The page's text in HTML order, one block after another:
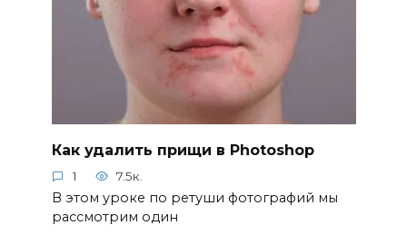
Как удалить прищи в Photoshop
1 7.5к.
В этом уроке по ретуши фотографий мы
рассмотрим один